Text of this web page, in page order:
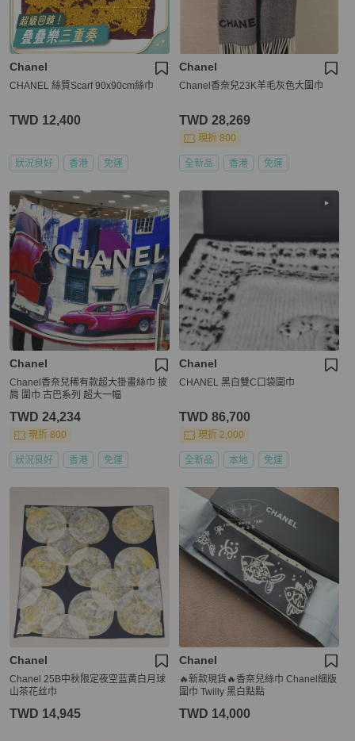
Chanel
CHANEL 絲質Scarf 90x90cm絲巾
TWD 12,400
狀況良好 香港 免運
Chanel
Chanel香奈兒23K羊毛灰色大圍巾
TWD 28,269
現折 800
全新品 香港 免運
Chanel
Chanel香奈兒稀有款超大掛畫絲巾 披
肩 圍巾 古巴系列 超大一幅
TWD 24,234
現折 800
狀況良好 香港 免運
Chanel
CHANEL 黑白雙C口袋圍巾
TWD 86,700
現折 2,000
全新品 本地 免運
Chanel
Chanel 25B中秋限定夜空蓝黄白月球
山茶花丝巾
TWD 14,945
Chanel
🔥新款現貨🔥香奈兒絲巾 Chanel細版
圍巾 Twilly 黑白點點
TWD 14,000